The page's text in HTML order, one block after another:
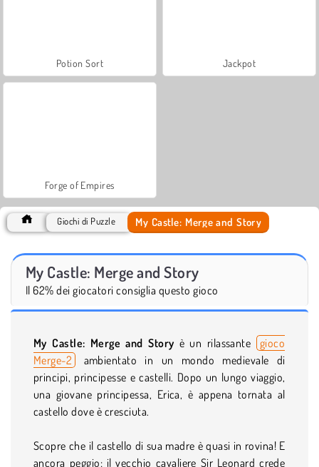
Potion Sort Jackpot
Forge of Empires
Giochi di Puzzle My Castle: Merge and Story
My Castle: Merge and Story
Il 62% dei giocatori consiglia questo gioco
My Castle: Merge and Story è un rilassante
gioco
Merge-2
ambientato in un mondo medievale di
principi, principesse e castelli. Dopo un lungo viaggio,
una giovane principessa, Erica, è appena tornata al
castello dove è cresciuta.
Scopre che il castello di sua madre è quasi in rovina! E
ancora peggio: il vecchio cavaliere Sir Leonard crede